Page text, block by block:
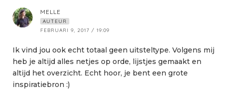
MELLE
AUTEUR
FEBRUARI 9, 2017 / 19:09
Ik vind jou ook echt totaal geen uitsteltype. Volgens mij
heb je altijd alles netjes op orde, lijstjes gemaakt en
altijd het overzicht. Echt hoor, je bent een grote
inspiratiebron :)